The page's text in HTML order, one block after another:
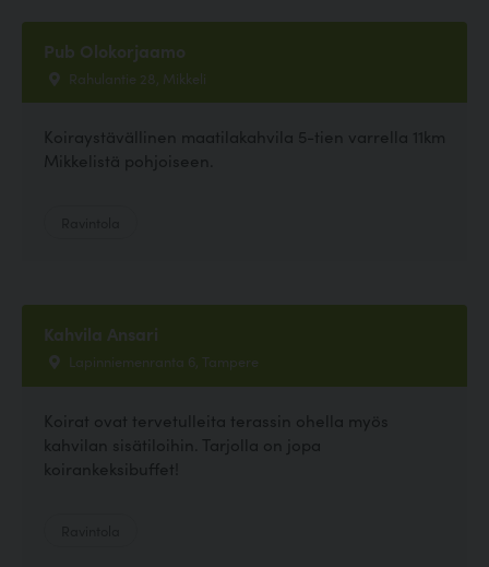
Pub Olokorjaamo
Rahulantie 28, Mikkeli
Koiraystävällinen maatilakahvila 5-tien varrella 11km
Mikkelistä pohjoiseen.
Kahvila Ansari
Lapinniemenranta 6, Tampere
Koirat ovat tervetulleita terassin ohella myös
kahvilan sisätiloihin. Tarjolla on jopa
koirankeksibuffet!